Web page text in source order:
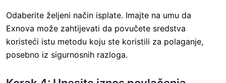
Odaberite željeni način isplate. Imajte na umu da
Exnova može zahtijevati da povučete sredstva
koristeći istu metodu koju ste koristili za polaganje,
posebno iz sigurnosnih razloga.